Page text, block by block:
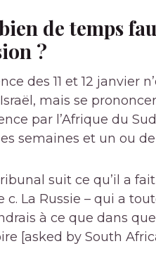
de temps
?
des 11 et 12
mais se
par l’Afrique du
semaines et un ou
suit ce qu’il a
c. La Russie – qui a
à ce que dans
[asked by South